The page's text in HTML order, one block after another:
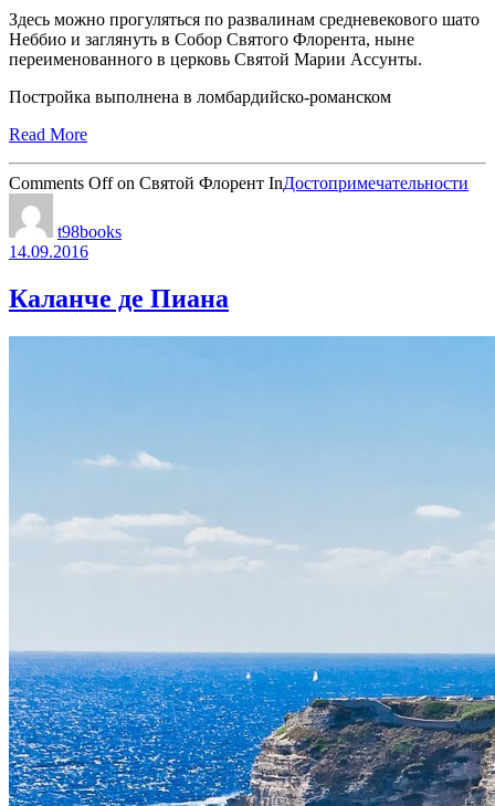
Здесь можно прогуляться по развалинам средневекового шато
Неббио и заглянуть в Собор Святого Флорента, ныне
переименованного в церковь Святой Марии Ассунты.
Постройка выполнена в ломбардийско-романском
Read More
Comments Offon Святой Флорент InДостопримечательности
t98books
14.09.2016
Каланче де Пиана